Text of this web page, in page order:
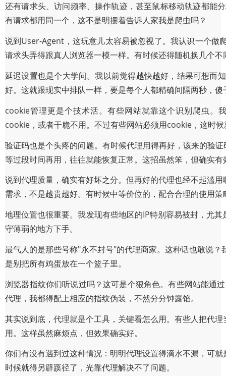
还有请求头、访问频率、操作轨迹，甚至鼠标移动轨迹都能
有请求都用同一个，这不是明摆着告诉人家我是爬虫吗？
说到User-Agent，这玩意儿太容易被忽视了。我认识一个做
请求头弄得跟真人浏览器一模一样。有时候还得随机换几个
延迟设置也是个大学问。我以前觉得越快越好，结果可想而
好。这就跟现实中排队一样，要是每个人都精确间隔两秒，
cookie管理更是个技术活。有些网站就靠这个识别爬虫。
cookie，或者干脆不用。不过有些网站必须用cookie，这时
验证码也是个头疼的问题。有时候代理用得再好，该来的验
等过段时间再用，往往就能恢复正常。这招虽然笨，但确实有
说到代理质量，确实有好坏之分。但再好的代理也经不起滥
需求，不是越贵越好。有时候中等价位的，配合合理的使用
地理位置也很重要。我发现有些地区的IP特别容易被封，尤
守薄弱的地方下手。
最气人的是那些号称"永不封号"的代理商家。这种话也敢说
是别把所有鸡蛋放在一个篮子里。
浏览器指纹你们听说过吗？这可是个狠角色。有些网站能通
代理，我都得配上相应的指纹伪装，不然分分钟露馅。
其实说到底，代理就是个工具，关键看怎么用。有些人把代
用。这样虽然麻烦点，但效果确实好。
你们有没有遇到过这种情况：明明代理设置得滴水不漏，可
时候就得另辟蹊径了，光靠代理解决不了问题。